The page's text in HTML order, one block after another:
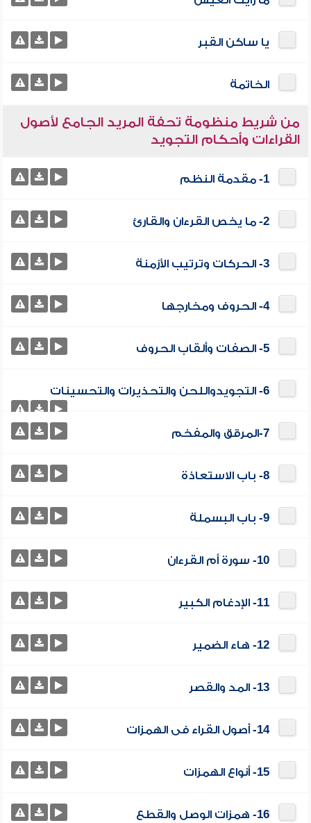
يا ساكن القبر
الخاتمة
من شريط منظومة تحفة المريد الجامع لأصول
القراءات وأحكام التجويد
1- مقدمة النظم
2- ما يخص القرءان والقارئ
3- الحركات وترتيب الأزمنة
4- الحروف ومخارجها
5- الصفات وألقاب الحروف
6- التجويدواللحن والتحذيرات والتحسينات
7-المرقق والمفخم
8- باب الاستعاذة
9- باب البسملة
10- سورة أم القرءان
11- الإدغام الكبير
12- هاء الضمير
13- المد والقصر
14- أصول القراء فى الهمزات
15- أنواع الهمزات
16- همزات الوصل والقطع